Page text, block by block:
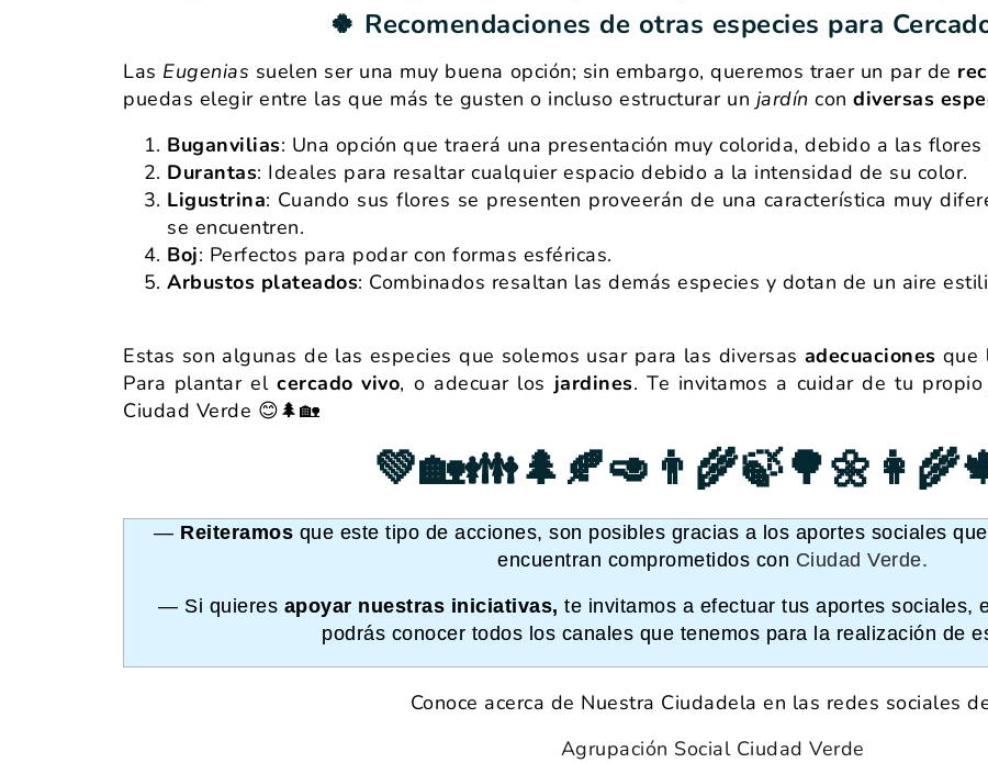
🍀 Recomendaciones de otras especies para
Las Eugenias suelen ser una muy buena opción; sin embargo, queremos traer un par de
puedas elegir entre las que más te gusten o incluso estructurar un jardín con diversas
Buganvilias: Una opción que traerá una presentación muy colorida, debido a las
Durantas: Ideales para resaltar cualquier espacio debido a la intensidad de su color.
Ligustrina: Cuando sus flores se presenten proveerán de una característica muy
se encuentren.
Boj: Perfectos para podar con formas esféricas.
Arbustos plateados: Combinados resaltan las demás especies y dotan de un aire
Estas son algunas de las especies que solemos usar para las diversas adecuaciones que
Para plantar el cercado vivo, o adecuar los jardines. Te invitamos a cuidar de tu
Ciudad Verde 😊🌲🏡
— Reiteramos que este tipo de acciones, son posibles gracias a los aportes sociales
encuentran comprometidos con Ciudad Verde.
— Si quieres apoyar nuestras iniciativas, te invitamos a efectuar tus aportes sociales,
podrás conocer todos los canales que tenemos para la realización de
Conoce acerca de Nuestra Ciudadela en las redes sociales
Agrupación Social Ciudad Verde